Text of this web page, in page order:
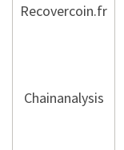
Recovercoin.fr
Chainanalysis